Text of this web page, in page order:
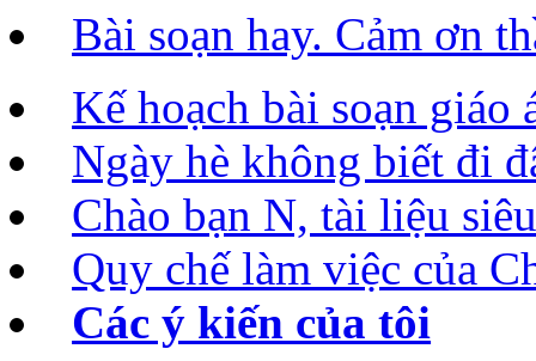
Bài soạn hay. Cảm
Kế hoạch bài soạn
Ngày hè không biết đi
Chào bạn N, tài liệu
Quy chế làm việc của
Các ý kiến của tôi